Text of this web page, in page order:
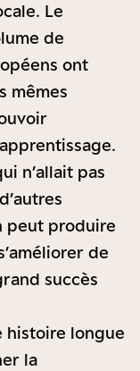
Le
de
ont
mêmes
n’allait pas
peut produire
de
succès
histoire longue
la